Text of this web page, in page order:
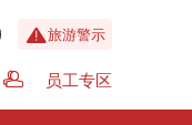
旅游警示
员工专区